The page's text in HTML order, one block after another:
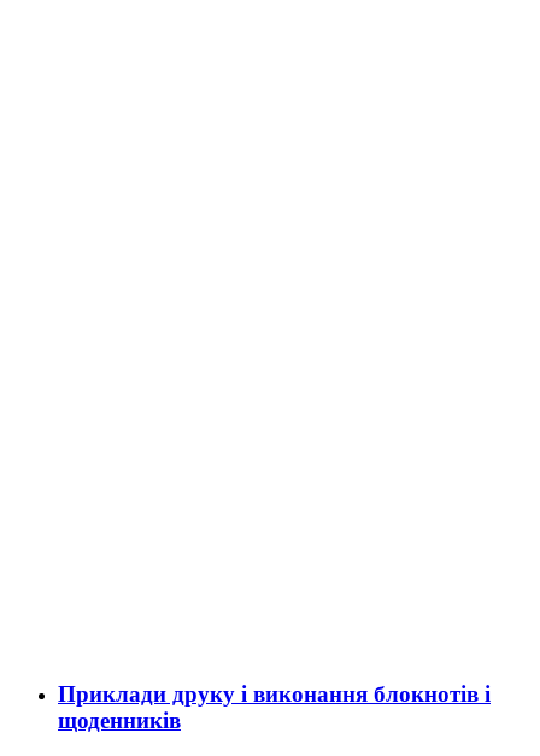
Приклади друку і виконання блокнотів і
щоденників